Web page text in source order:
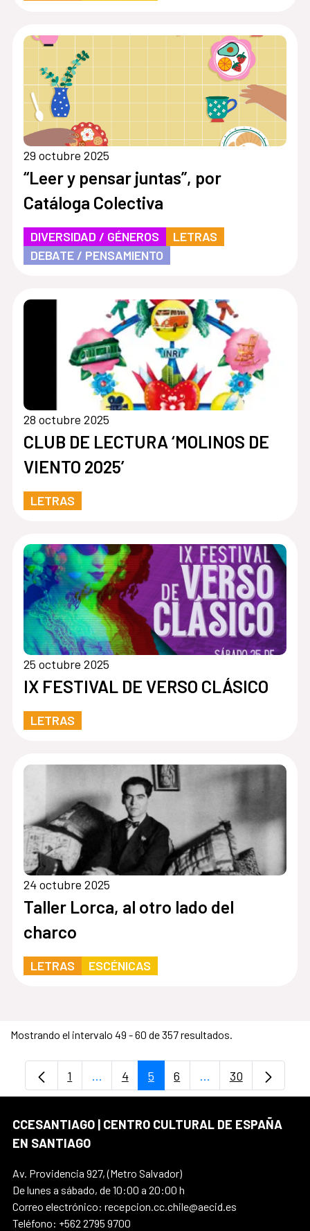
29 octubre 2025
“Leer y pensar juntas”, por
Catáloga Colectiva
DIVERSIDAD / GÉNEROS
LETRAS
DEBATE / PENSAMIENTO
28 octubre 2025
CLUB DE LECTURA ‘MOLINOS DE
VIENTO 2025’
LETRAS
25 octubre 2025
IX FESTIVAL DE VERSO CLÁSICO
LETRAS
24 octubre 2025
Taller Lorca, al otro lado del
charco
LETRAS ESCÉNICAS
Mostrando el intervalo 49 - 60 de 357 resultados.
Página
1 ...Páginas intermedias Use TAB para
Página
4 Página
5 Página
6 ...PáginasPágina
30
CCESANTIAGO | CENTRO CULTURAL DE ESPAÑA
EN SANTIAGO
Av. Providencia 927, (Metro Salvador)
De lunes a sábado, de 10:00 a 20:00 h
Correo electrónico: recepcion.cc.chile@aecid.es
Teléfono: +562 2795 9700